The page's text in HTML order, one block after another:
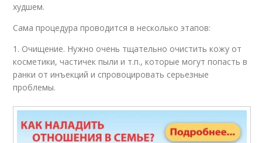
худшем.
Сама процедура проводится в несколько этапов:
1. Очищение. Нужно очень тщательно очистить кожу от
косметики, частичек пыли и т.п., которые могут попасть в
ранки от инъекций и спровоцировать серьезные
проблемы.